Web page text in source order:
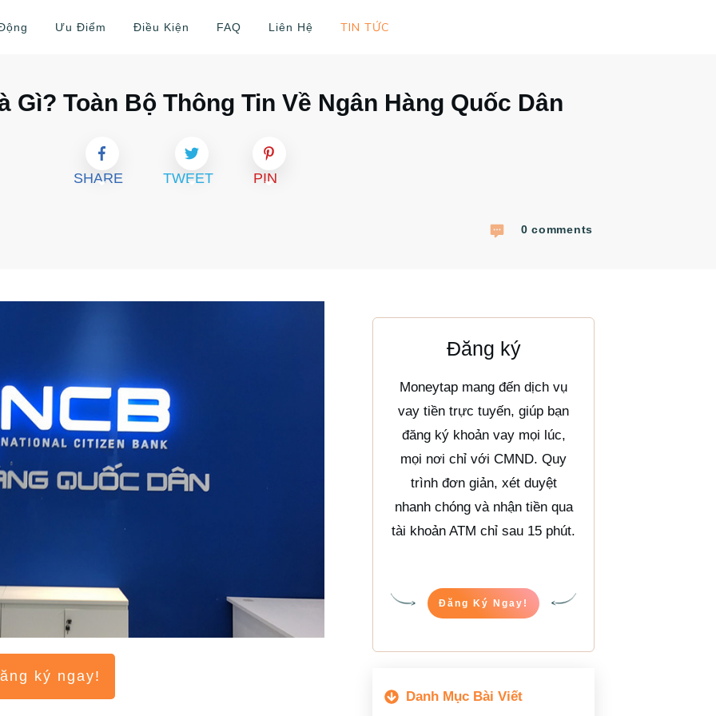
Ưu Điểm Điều Kiện FAQ Liên Hệ TIN TỨC
Gì? Toàn Bộ Thông Tin Về Ngân Hàng Quốc Dân
SHARE TWEET PIN
0 comments
ký ngay!
Đăng ký
Moneytap mang đến dịch vụ
vay tiền trực tuyến, giúp bạn
đăng ký khoản vay mọi lúc,
mọi nơi chỉ với CMND. Quy
trình đơn giản, xét duyệt
nhanh chóng và nhận tiền qua
tài khoản ATM chỉ sau 15 phút.
Đăng Ký Ngay!
Danh Mục Bài Viết